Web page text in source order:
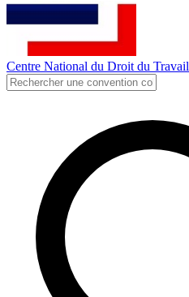
Centre National du Droit du Travail